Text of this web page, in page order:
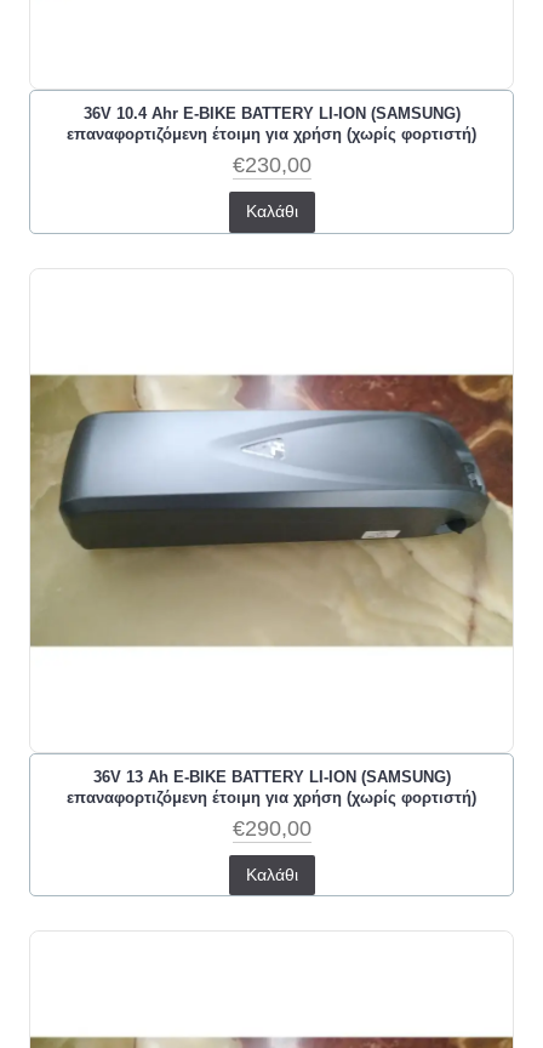
36V 10.4 Ahr E-BIKE BATTERY LI-ION (SAMSUNG)
επαναφορτιζόμενη έτοιμη για χρήση (χωρίς φορτιστή)
€230,00
Καλάθι
36V 13 Ah E-BIKE BATTERY LI-ION (SAMSUNG)
επαναφορτιζόμενη έτοιμη για χρήση (χωρίς φορτιστή)
€290,00
Καλάθι